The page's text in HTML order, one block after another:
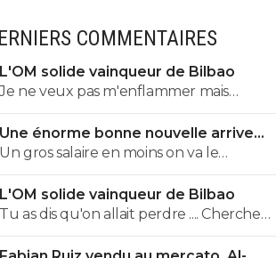
COMMENTAIRES
L'OM solide vainqueur de Bilbao
Je ne veux pas m'enflammer mais
franchement et objectivement cette
équipe m'a séduit hier a part quelques
éléments qu'il faut vraiment supprimer
style harit et une défense a renforcer le
style de jeu proposé vers l'avant rapide la
signature de genesio me plaît
énormément simple et efficace j'étais
Une énorme bonne nouvelle arrive
lundi à l'OM
Un gros salaire en moins on va le
remplacer par un jeune du centre de
formation..je pense que l ol peux faire
monter ses jeunes
L'OM solide vainqueur de Bilbao
Tu as dis qu'on allait perdre .... Cherche
pas et assume !